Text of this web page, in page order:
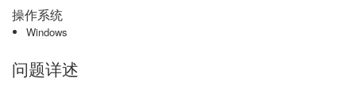
操作系统
Windows
问题详述